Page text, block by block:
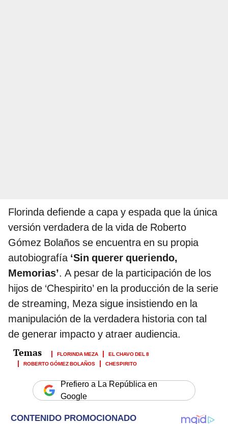
Florinda defiende a capa y espada que la única
versión verdadera de la vida de Roberto
Gómez Bolaños se encuentra en su propia
autobiografía ‘Sin querer queriendo,
Memorias’. A pesar de la participación de los
hijos de ‘Chespirito’ en la producción de la serie
de streaming, Meza sigue insistiendo en la
manipulación de la verdadera historia con tal
de generar impacto y atraer audiencia.
FLORINDA MEZA
EL CHAVO DEL 8
ROBERTO GÓMEZ BOLAÑOS
CHESPIRITO
Prefiero a La República en
Google